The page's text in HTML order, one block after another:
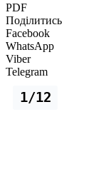
PDF
Поділитись
Facebook
WhatsApp
Viber
Telegram
1/12